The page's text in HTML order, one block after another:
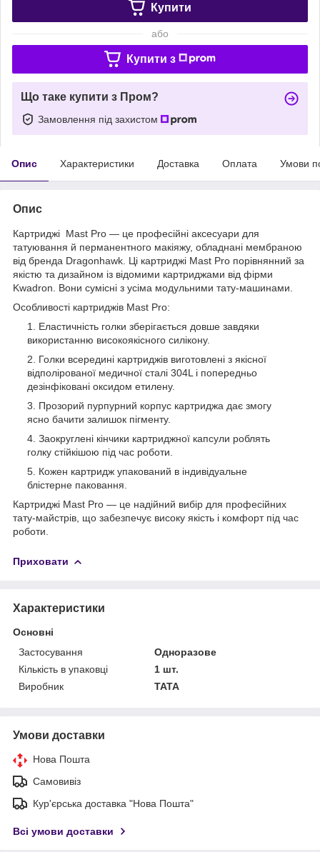
Купити
або
Купити з
Що таке купити з Пром?
Замовлення під захистом
Опис Характеристики Доставка Оплата Умови
Опис
Картриджі Mast Pro — це професійні аксесуари для
татуювання й перманентного макіяжу, обладнані мембраною
від бренда Dragonhawk. Ці картриджі Mast Pro порівнянний за
якістю та дизайном із відомими картриджами від фірми
Kwadron. Вони сумісні з усіма модульними тату-машинами.
Особливості картриджів Mast Pro:
Еластичність голки зберігається довше завдяки
використанню високоякісного силікону.
Голки всередині картриджів виготовлені з якісної
відполірованої медичної сталі 304L і попередньо
дезінфіковані оксидом етилену.
Прозорий пурпурний корпус картриджа дає змогу
ясно бачити залишок пігменту.
Заокруглені кінчики картриджної капсули роблять
голку стійкішою під час роботи.
Кожен картридж упакований в індивідуальне
блістерне паковання.
Картриджі Mast Pro — це надійний вибір для професійних
тату-майстрів, що забезпечує високу якість і комфорт під час
роботи.
Приховати
Характеристики
Основні
Застосування
Одноразове
Кількість в упаковці
1 шт.
Виробник
TATA
Умови доставки
Нова Пошта
Самовивіз
Кур'єрська доставка "Нова Пошта"
Всі умови доставки